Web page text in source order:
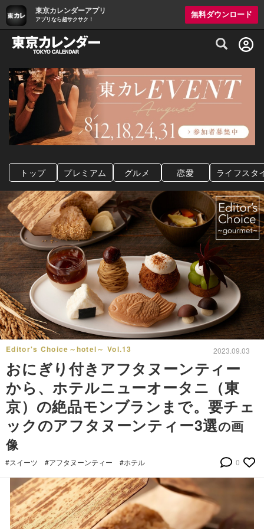
東京カレンダーアプリ
アプリなら超サクサク！
無料ダウンロード
グルメ情報・プレミアムレストラン予約
トップ プレミアム グルメ 恋愛 ライフスタ
Editor's Choice～hotel～ Vol.13 2023.09.03
おにぎり付きアフタヌーンティー
から、ホテルニューオータニ（東
京）の絶品モンブランまで。要チェ
ックのアフタヌーンティー3選の画
像
#スイーツ #アフタヌーンティー #ホテル 0